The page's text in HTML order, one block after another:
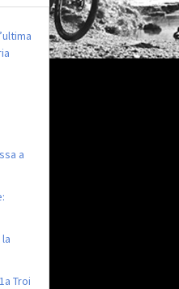
a
Troi